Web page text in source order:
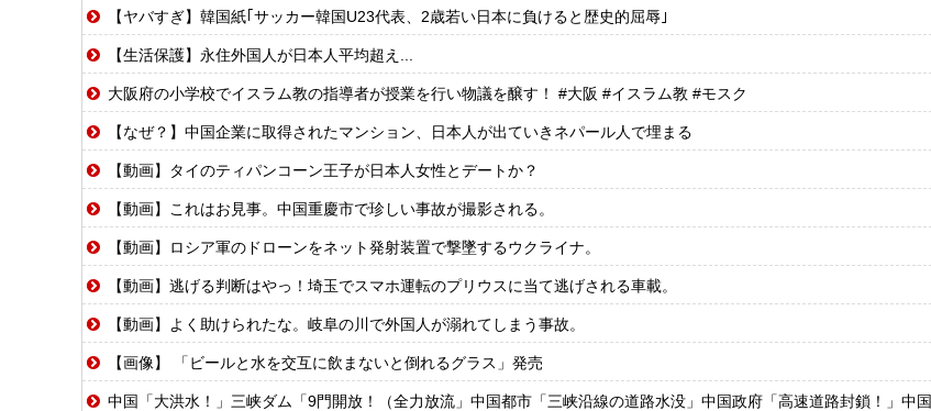
【ヤバすぎ】韓国紙｢サッカー韓国U23代表、2歳若い日本に負けると歴史的屈辱｣
【生活保護】永住外国人が日本人平均超え...
大阪府の小学校でイスラム教の指導者が授業を行い物議を醸す！ #大阪 #イスラム教 #モスク
【なぜ？】中国企業に取得されたマンション、日本人が出ていきネパール人で埋まる
【動画】タイのティパンコーン王子が日本人女性とデートか？
【動画】これはお見事。中国重慶市で珍しい事故が撮影される。
【動画】ロシア軍のドローンをネット発射装置で撃墜するウクライナ。
【動画】逃げる判断はやっ！埼玉でスマホ運転のプリウスに当て逃げされる車載。
【動画】よく助けられたな。岐阜の川で外国人が溺れてしまう事故。
【画像】 「ビールと水を交互に飲まないと倒れるグラス」発売
中国「大洪水！」三峡ダム「9門開放！（全力放流」中国都市「三峡沿線の道路水没」中国政府「高速道路封鎖！」中国ダム「緊急放流に合わせて開門（土砂崩れ発生」→